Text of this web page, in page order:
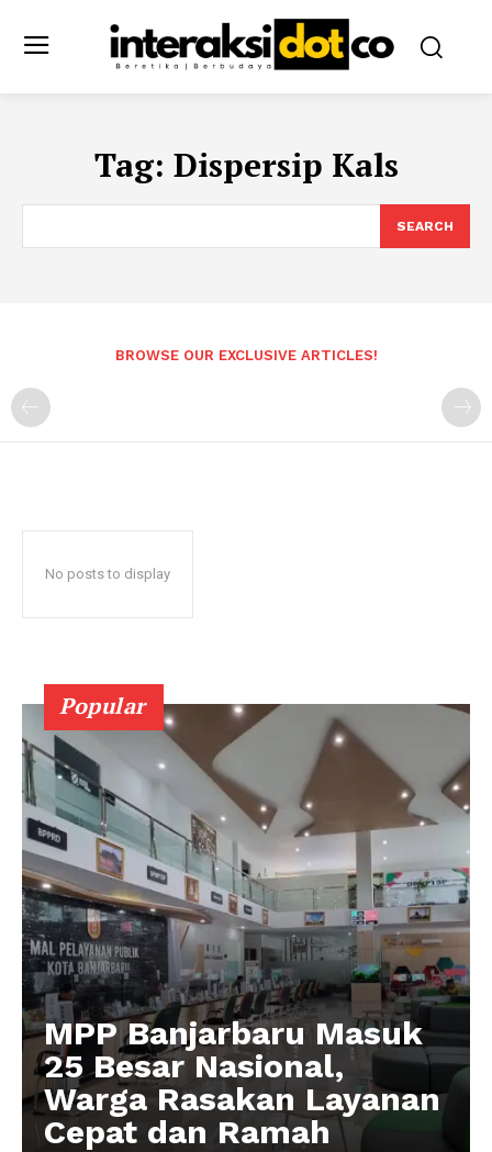
Tag: Dispersip Kals
SEARCH
BROWSE OUR EXCLUSIVE ARTICLES!
No posts to display
Popular
MPP Banjarbaru Masuk
25 Besar Nasional,
Warga Rasakan Layanan
Cepat dan Ramah